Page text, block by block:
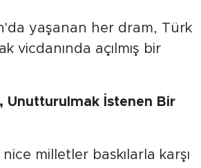
yaşanan her dram, Türk
vicdanında açılmış bir
Unutturulmak İstenen Bir
milletler baskılarla karşı